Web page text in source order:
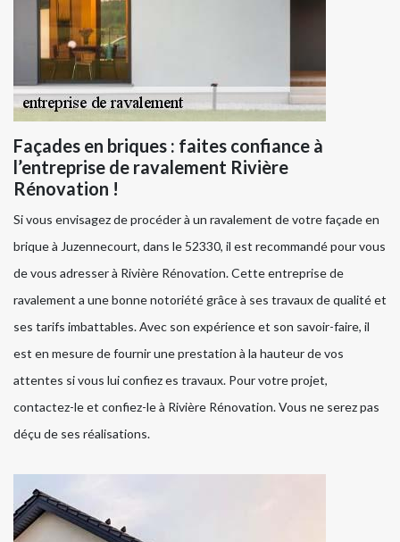
Façades en briques : faites confiance à
l’entreprise de ravalement Rivière
Rénovation !
Si vous envisagez de procéder à un ravalement de votre façade en
brique à Juzennecourt, dans le 52330, il est recommandé pour vous
de vous adresser à Rivière Rénovation. Cette entreprise de
ravalement a une bonne notoriété grâce à ses travaux de qualité et
ses tarifs imbattables. Avec son expérience et son savoir-faire, il
est en mesure de fournir une prestation à la hauteur de vos
attentes si vous lui confiez es travaux. Pour votre projet,
contactez-le et confiez-le à Rivière Rénovation. Vous ne serez pas
déçu de ses réalisations.